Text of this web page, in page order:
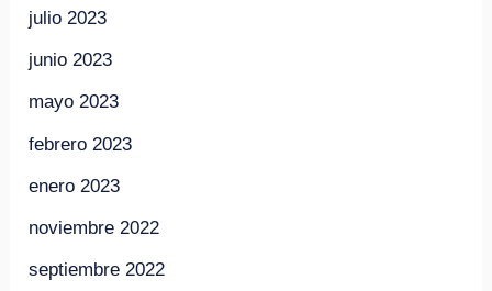
julio 2023
junio 2023
mayo 2023
febrero 2023
enero 2023
noviembre 2022
septiembre 2022